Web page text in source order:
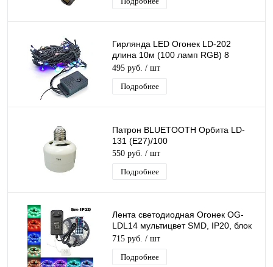
Гирлянда LED Огонек LD-202
длина 10м (100 ламп RGB) 8
сценариев
495 руб. / шт
Подробнее
Патрон BLUETOOTH Орбита LD-
131 (Е27)/100
550 руб. / шт
Подробнее
Лента светодиодная Огонек OG-
LDL14 мультицвет SMD, IP20, блок
питания,Пульт ДУ, самоклейка, 5
метров
715 руб. / шт
Подробнее